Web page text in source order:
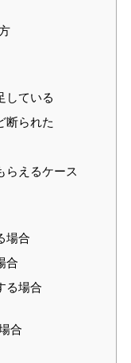
している
断られた
らえるケース
場合
合
る場合
合